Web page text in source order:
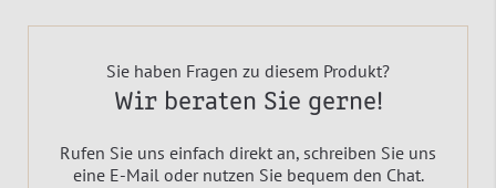
Sie haben Fragen zu diesem Produkt?
Wir beraten Sie gerne!
Rufen Sie uns einfach direkt an, schreiben Sie uns
eine E-Mail oder nutzen Sie bequem den Chat.